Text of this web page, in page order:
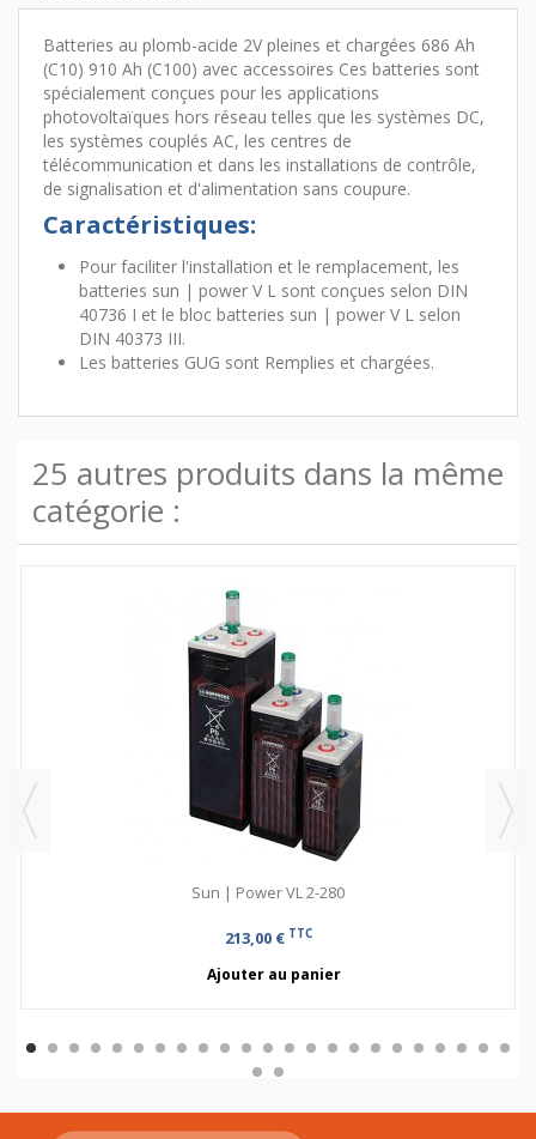
Batteries au plomb-acide 2V pleines et chargées 686 Ah
(C10) 910 Ah (C100) avec accessoires Ces batteries sont
spécialement conçues pour les applications
photovoltaïques hors réseau telles que les systèmes DC,
les systèmes couplés AC, les centres de
télécommunication et dans les installations de contrôle,
de signalisation et d'alimentation sans coupure.
Caractéristiques:
Pour faciliter l'installation et le remplacement, les
batteries sun | power V L sont conçues selon DIN
40736 I et le bloc batteries sun | power V L selon
DIN 40373 III.
Les batteries GUG sont Remplies et chargées.
25 autres produits dans la même
catégorie :
Sun | Power VL 2-280
213,00 € TTC
Ajouter au panier